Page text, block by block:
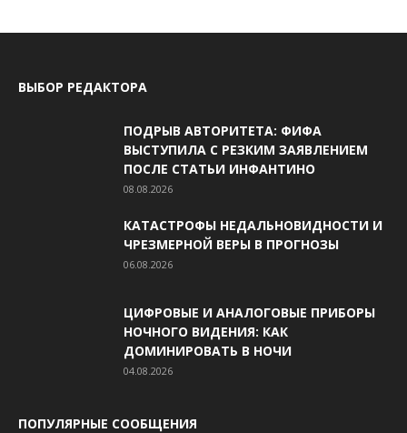
ВЫБОР РЕДАКТОРА
ПОДРЫВ АВТОРИТЕТА: ФИФА
ВЫСТУПИЛА С РЕЗКИМ ЗАЯВЛЕНИЕМ
ПОСЛЕ СТАТЬИ ИНФАНТИНО
08.08.2026
КАТАСТРОФЫ НЕДАЛЬНОВИДНОСТИ И
ЧРЕЗМЕРНОЙ ВЕРЫ В ПРОГНОЗЫ
06.08.2026
ЦИФРОВЫЕ И АНАЛОГОВЫЕ ПРИБОРЫ
НОЧНОГО ВИДЕНИЯ: КАК
ДОМИНИРОВАТЬ В НОЧИ
04.08.2026
ПОПУЛЯРНЫЕ СООБЩЕНИЯ